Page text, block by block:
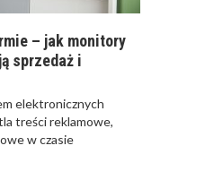
– jak monitory
sprzedaż i
elektronicznych
treści reklamowe,
w czasie